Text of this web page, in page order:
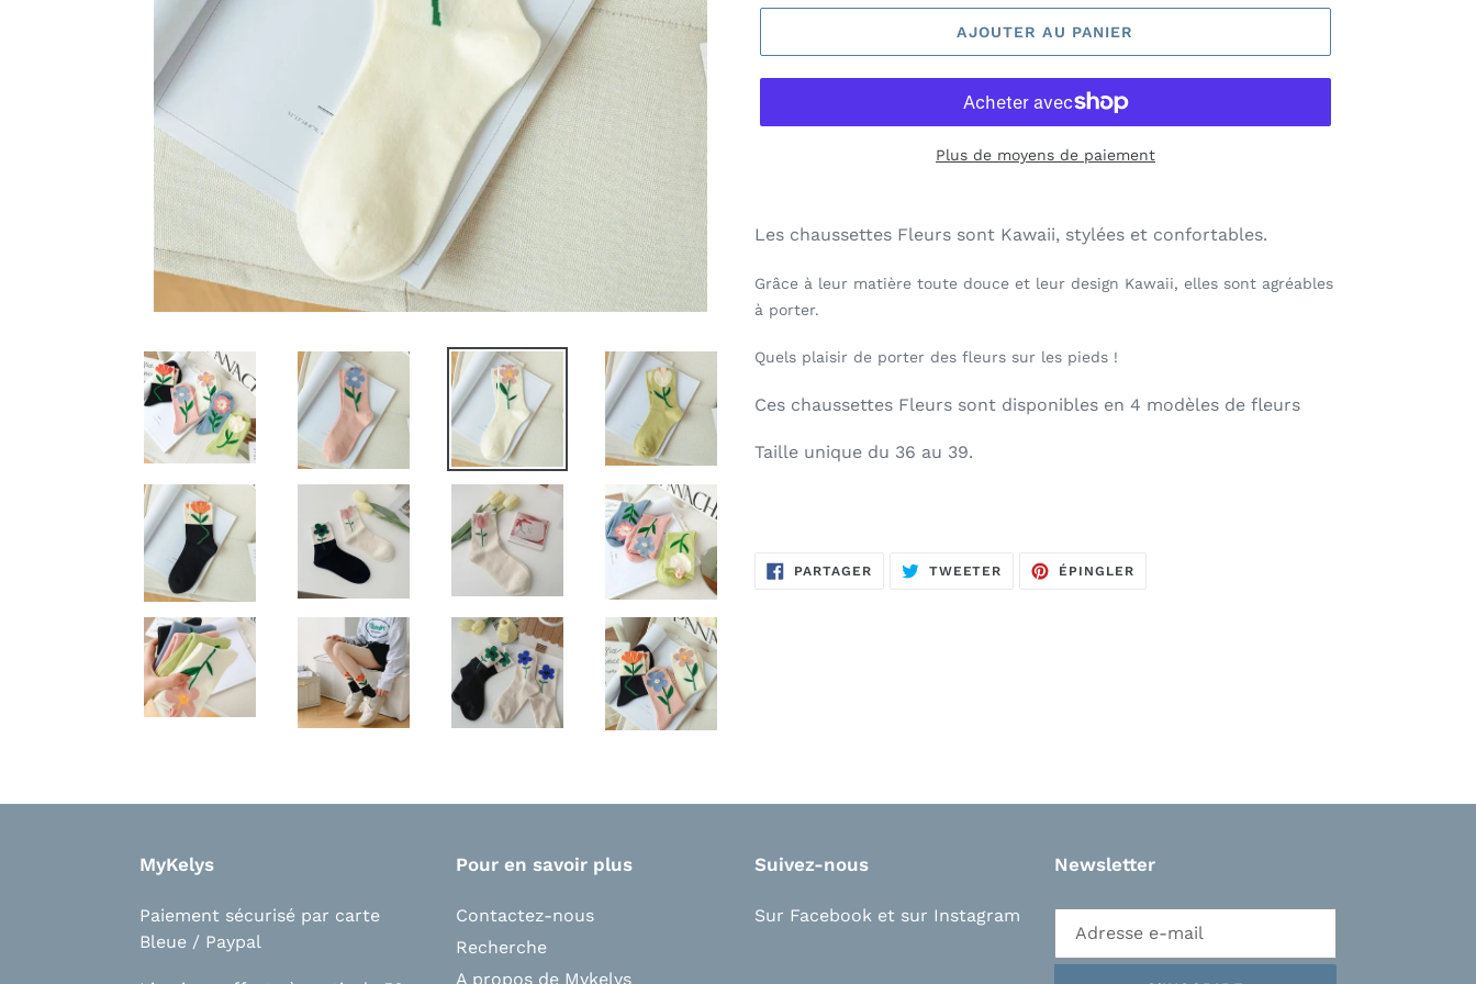
AJOUTER AU PANIER
Plus de moyens de paiement
Les chaussettes Fleurs sont Kawaii, stylées et confortables.
Grâce à leur matière toute douce et leur design Kawaii, elles sont agréables
à porter.
Quels plaisir de porter des fleurs sur les pieds !
Ces chaussettes Fleurs sont disponibles en 4 modèles de fleurs
Taille unique du 36 au 39.
PARTAGERPARTAGER
SUR
TWEETER TWEETERÉPINGLER
MyKelys
Paiement sécurisé par carte
Bleue / Paypal
Pour en savoir plus
Contactez-nous
Recherche
A propos de Mykelys
Suivez-nous
Sur Facebook et sur Instagram
Newsletter